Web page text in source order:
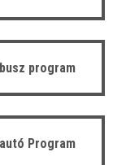
program
Program